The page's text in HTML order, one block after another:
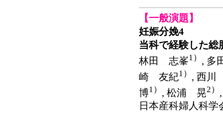
【一般演題】
妊娠分娩4
当科で経験した総
林田 志峯1） , 多
崎 友紀1） , 西
博1） , 松浦 晃2）
日本産科婦人科学